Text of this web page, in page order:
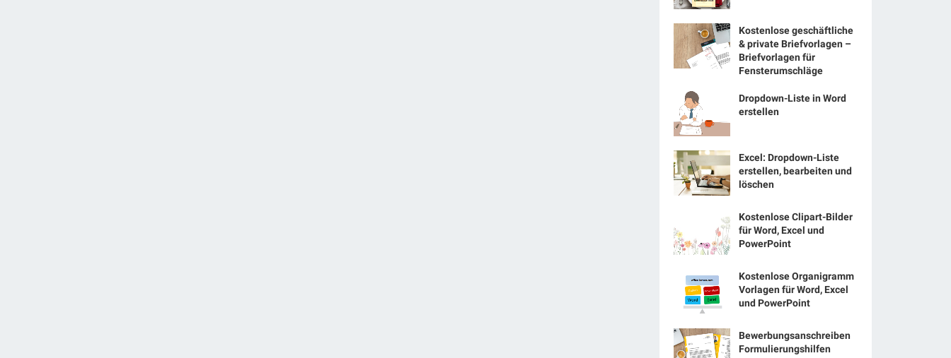
Kostenlose geschäftliche
& private Briefvorlagen –
Briefvorlagen für
Fensterumschläge
Dropdown-Liste in Word
erstellen
Excel: Dropdown-Liste
erstellen, bearbeiten und
löschen
Kostenlose Clipart-Bilder
für Word, Excel und
PowerPoint
Kostenlose Organigramm
Vorlagen für Word, Excel
und PowerPoint
Bewerbungsanschreiben
Formulierungshilfen